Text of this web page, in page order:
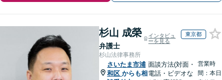
杉山 成榮
弁護士
インタビュ
ーを見る
東京都
杉山法律事務所
さいたま市浦
和区 からも相
面談方法(対面・
電話・ビデオな
営業時
間：本日